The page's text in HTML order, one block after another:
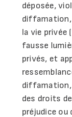
déposée,
la vie privée
fausse
privés, et
diffamation,
des droits
préjudice